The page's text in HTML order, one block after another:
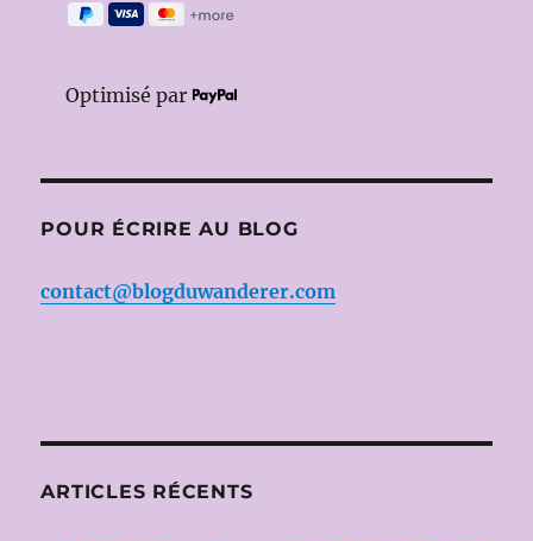
Optimisé par
POUR ÉCRIRE AU BLOG
contact@blogduwanderer.com
ARTICLES RÉCENTS